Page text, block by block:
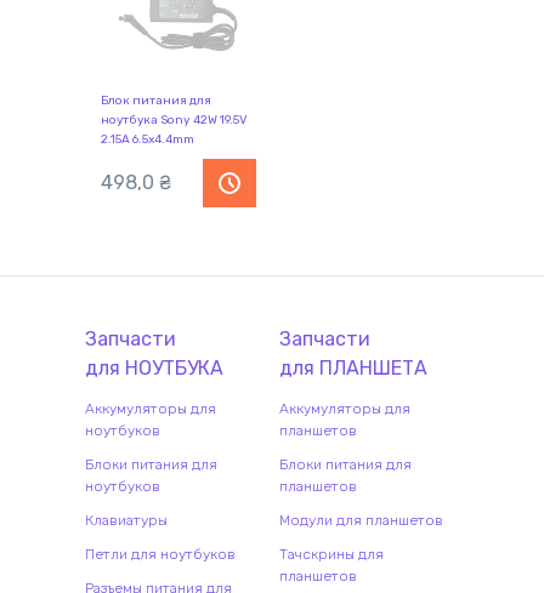
Блок питания для
ноутбука Sony 42W 19.5V
2.15A 6.5x4.4mm
REPLACEMENT
498,0 ₴
Запчасти
для НОУТБУКА
Аккумуляторы для
ноутбуков
Блоки питания для
ноутбуков
Клавиатуры
Петли для ноутбуков
Разъемы питания для
Запчасти
для ПЛАНШЕТА
Аккумуляторы для
планшетов
Блоки питания для
планшетов
Модули для планшетов
Тачскрины для
планшетов